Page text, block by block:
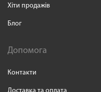
Хіти продажів
Блог
Допомога
Контакти